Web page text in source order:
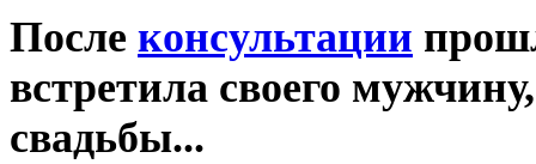
После консультации
встретила своего
свадьбы...